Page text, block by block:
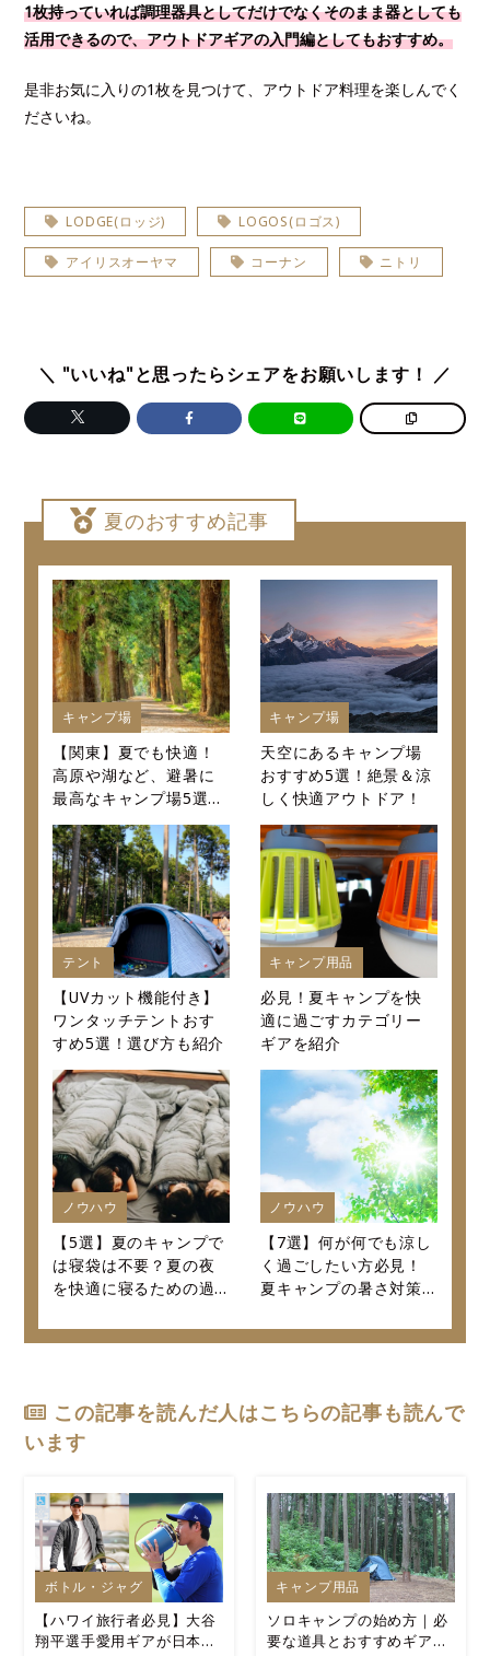
1枚持っていれば調理器具としてだけでなくそのまま器としても
活用できるので、アウトドアギアの入門編としてもおすすめ。
是非お気に入りの1枚を見つけて、アウトドア料理を楽しんでく
ださいね。
LODGE(ロッジ) LOGOS(ロゴス)
アイリスオーヤマ コーナン ニトリ
＼ "いいね"と思ったらシェアをお願いします！ ／
夏のおすすめ記事
キャンプ場
【関東】夏でも快適！
高原や湖など、避暑に
最高なキャンプ場5選～
口コミから値段まで徹
底紹介～
キャンプ場
天空にあるキャンプ場
おすすめ5選！絶景＆涼
しく快適アウトドア！
テント
【UVカット機能付き】
ワンタッチテントおす
すめ5選！選び方も紹介
キャンプ用品
必見！夏キャンプを快
適に過ごすカテゴリー
ギアを紹介
ノウハウ
【5選】夏のキャンプで
は寝袋は不要？夏の夜
を快適に寝るための過
ノウハウ
【7選】何が何でも涼し
く過ごしたい方必見！
夏キャンプの暑さ対策
この記事を読んだ人はこちらの記事も読んで
います
ボトル・ジャグ
【ハワイ旅行者必見】大谷
翔平選手愛用ギアが日本よ
キャンプ用品
ソロキャンプの始め方｜必
要な道具とおすすめギアを